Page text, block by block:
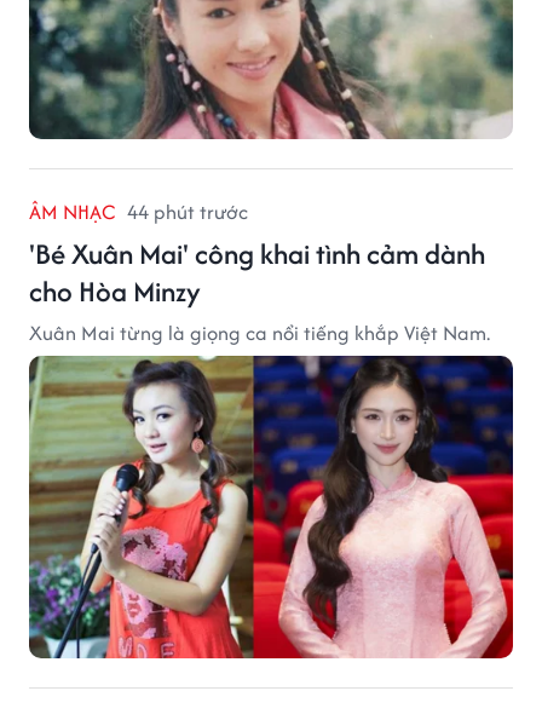
ÂM NHẠC 44 phút trước
'Bé Xuân Mai' công khai tình cảm dành
cho Hòa Minzy
Xuân Mai từng là giọng ca nổi tiếng khắp Việt Nam.